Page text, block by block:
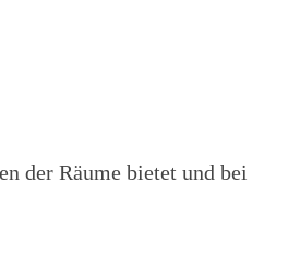
der Räume bietet und bei